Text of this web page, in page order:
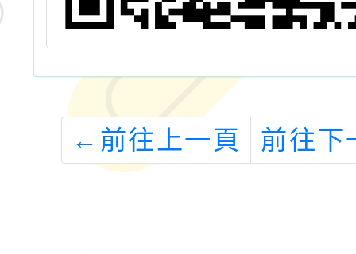
← 前往上一頁 前往下